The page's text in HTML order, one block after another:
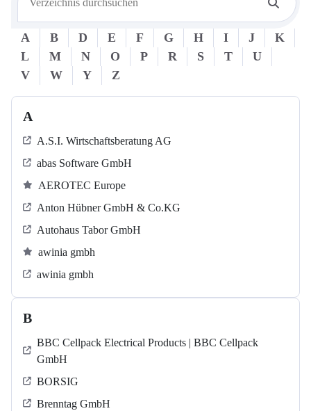
A B D E F G H I J
K
L
M N O P R S T
U
V
W Y Z
A
A.S.I. Wirtschaftsberatung AG
abas Software GmbH
AEROTEC Europe
Anton Hübner GmbH & Co.KG
Autohaus Tabor GmbH
awinia gmbh
awinia gmbh
B
BBC Cellpack Electrical Products | BBC Cellpack
GmbH
BORSIG
Brenntag GmbH